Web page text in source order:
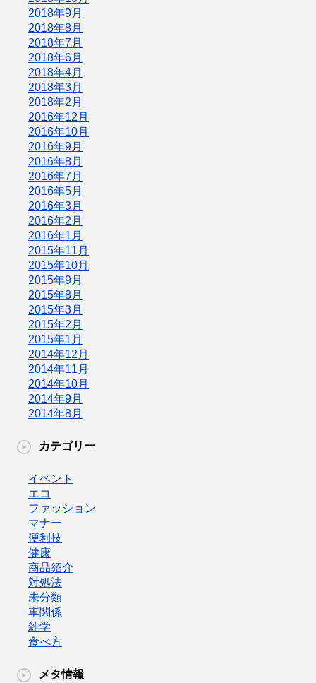
2018年9月
2018年8月
2018年7月
2018年6月
2018年4月
2018年3月
2018年2月
2016年12月
2016年10月
2016年9月
2016年8月
2016年7月
2016年5月
2016年3月
2016年2月
2016年1月
2015年11月
2015年10月
2015年9月
2015年8月
2015年3月
2015年2月
2015年1月
2014年12月
2014年11月
2014年10月
2014年9月
2014年8月
カテゴリー
イベント
エコ
ファッション
マナー
便利技
健康
商品紹介
対処法
未分類
車関係
雑学
食べ方
メタ情報